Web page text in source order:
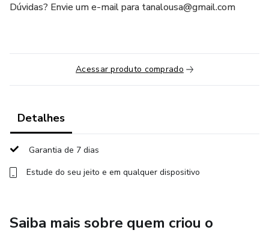
Dúvidas? Envie um e-mail para tanalousa@gmail.com
Acessar produto comprado
Detalhes
Garantia de 7 dias
Estude do seu jeito e em qualquer dispositivo
Saiba mais sobre quem criou o